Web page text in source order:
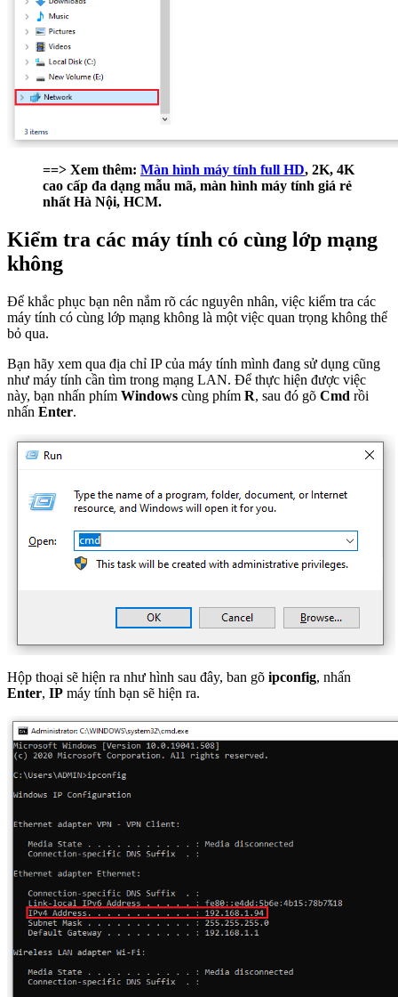
==> Xem thêm: Màn hình máy tính full HD, 2K, 4K
cao cấp đa dạng mẫu mã, màn hình máy tính giá rẻ
nhất Hà Nội, HCM.
Kiểm tra các máy tính có cùng lớp mạng
không
Để khắc phục bạn nên nắm rõ các nguyên nhân, việc kiểm tra các
máy tính có cùng lớp mạng không là một việc quan trọng không thể
bỏ qua.
Bạn hãy xem qua địa chỉ IP của máy tính mình đang sử dụng cũng
như máy tính cần tìm trong mạng LAN. Để thực hiện được việc
này, bạn nhấn phím Windows cùng phím R, sau đó gõ Cmd rồi
nhấn Enter.
Hộp thoại sẽ hiện ra như hình sau đây, ban gõ ipconfig, nhấn
Enter, IP máy tính bạn sẽ hiện ra.